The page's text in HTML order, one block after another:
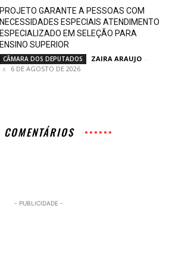
PROJETO GARANTE A PESSOAS COM
NECESSIDADES ESPECIAIS ATENDIMENTO
ESPECIALIZADO EM SELEÇÃO PARA
ENSINO SUPERIOR
CÂMARA DOS DEPUTADOS ZAIRA ARAUJO -
6 DE AGOSTO DE 2026
COMENTÁRIOS
- PUBLICIDADE -